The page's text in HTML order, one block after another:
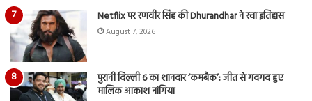
Netflix पर रणवीर सिंह की Dhurandhar ने रचा इतिहास
August 7, 2026
पुरानी दिल्ली 6 का शानदार ‘कमबैक’: जीत से गदगद हुए
मालिक आकाश नांगिया